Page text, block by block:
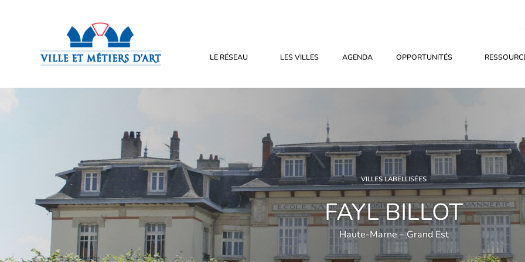
LE RÉSEAU LES VILLES AGENDA OPPORTUNITÉS
VILLES LABELLISÉES
FAYL BILLOT
Haute-Marne – Grand Est